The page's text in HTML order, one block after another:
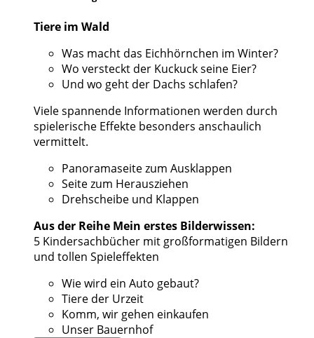
Tiere im Wald
Was macht das Eichhörnchen im Winter?
Wo versteckt der Kuckuck seine Eier?
Und wo geht der Dachs schlafen?
Viele spannende Informationen werden durch
spielerische Effekte besonders anschaulich
vermittelt.
Panoramaseite zum Ausklappen
Seite zum Herausziehen
Drehscheibe und Klappen
Aus der Reihe Mein erstes Bilderwissen:
5 Kindersachbücher mit großformatigen Bildern
und tollen Spieleffekten
Wie wird ein Auto gebaut?
Tiere der Urzeit
Komm, wir gehen einkaufen
Unser Bauernhof